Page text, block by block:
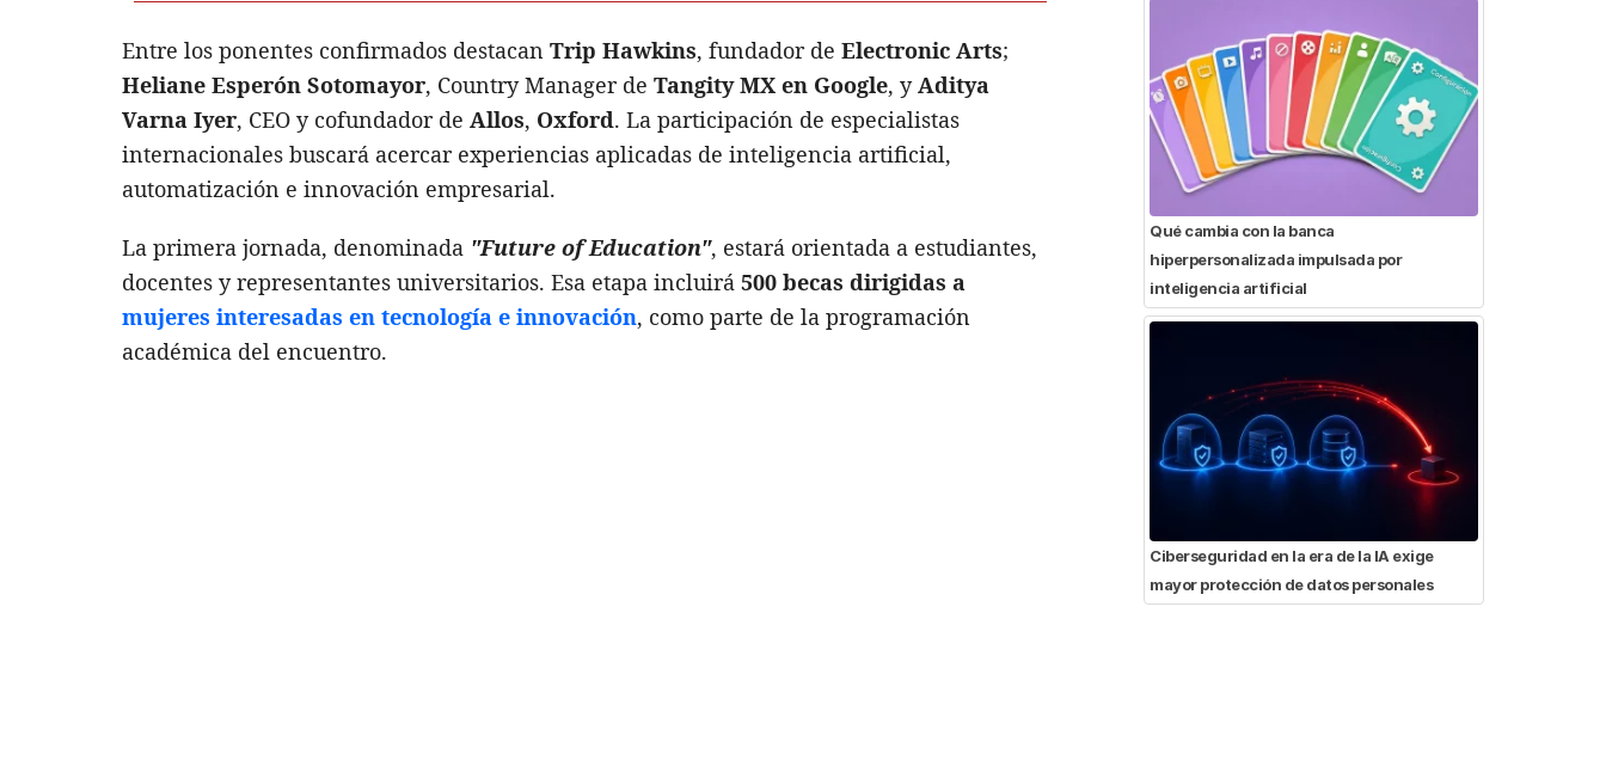
Entre los ponentes confirmados destacan Trip Hawkins, fundador de Electronic Arts;
Heliane Esperón Sotomayor, Country Manager de Tangity MX en Google, yAditya
Varna Iyer, CEO y cofundador de Allos, Oxford. La participación de especialistas
internacionales buscará acercar experiencias aplicadas de inteligencia artificial,
automatización e innovación empresarial.
La primera jornada, denominada "Future of Education", estará orientada a estudiantes,
docentes y representantes universitarios. Esa etapa incluirá 500 becas dirigidas a
mujeres interesadas en tecnología e innovación, como parte de la programación
académica del encuentro.
Qué cambia con la banca
hiperpersonalizada impulsada por
inteligencia artificial
Ciberseguridad en la era de la IA exige
mayor protección de datos personales